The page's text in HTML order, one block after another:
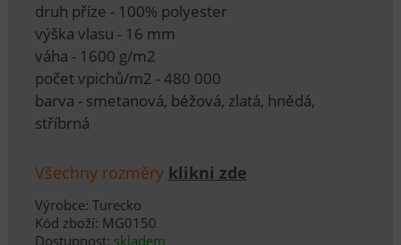
druh příze - 100% polyester
výška vlasu - 16 mm
váha - 1600 g/m2
počet vpichů/m2 - 480 000
barva - smetanová, béžová, zlatá, hnědá,
stříbrná
Všechny rozměry klikni zde
Výrobce: Turecko
Kód zboží: MG0150
Dostupnost: skladem